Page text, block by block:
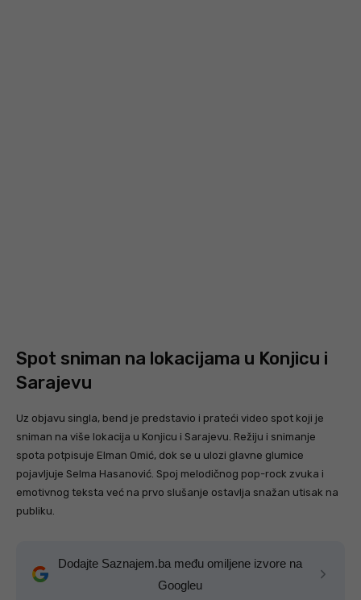
Spot sniman na lokacijama u Konjicu i
Sarajevu
Uz objavu singla, bend je predstavio i prateći video spot koji je
sniman na više lokacija u Konjicu i Sarajevu. Režiju i snimanje
spota potpisuje Elman Omić, dok se u ulozi glavne glumice
pojavljuje Selma Hasanović. Spoj melodičnog pop-rock zvuka i
emotivnog teksta već na prvo slušanje ostavlja snažan utisak na
publiku.
Dodajte Saznajem.ba među omiljene izvore na
Googleu